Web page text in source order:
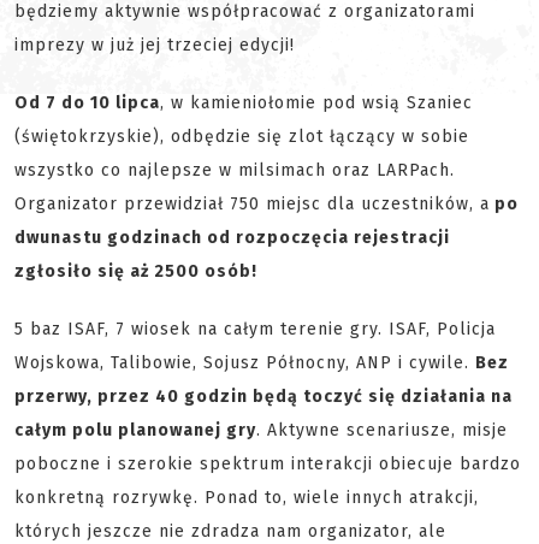
będziemy aktywnie współpracować z organizatorami
imprezy w już jej trzeciej edycji!
Od 7 do 10 lipca, w kamieniołomie pod wsią Szaniec
(świętokrzyskie), odbędzie się zlot łączący w sobie
wszystko co najlepsze w milsimach oraz LARPach.
Organizator przewidział 750 miejsc dla uczestników, a po
dwunastu godzinach od rozpoczęcia rejestracji
zgłosiło się aż 2500 osób!
5 baz ISAF, 7 wiosek na całym terenie gry. ISAF, Policja
Wojskowa, Talibowie, Sojusz Północny, ANP i cywile. Bez
przerwy, przez 40 godzin będą toczyć się działania na
całym polu planowanej gry. Aktywne scenariusze, misje
poboczne i szerokie spektrum interakcji obiecuje bardzo
konkretną rozrywkę. Ponad to, wiele innych atrakcji,
których jeszcze nie zdradza nam organizator, ale